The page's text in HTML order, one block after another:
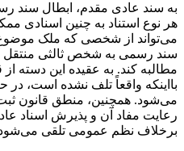
به سند عادی مقدم، ابطال سند
هر نوع استناد به چنین اسنادی
می‌تواند از شخصی که ملک
سند رسمی به شخص ثالثی منتقل
مطالبه کند. به عقیده این دسته
بااینکه واقعاً تلف نشده است،
می‌شود. همچنین، منطق قانون
رعایت مفاد آن و پذیرش اسناد
برخلاف نظم عمومی تلقی